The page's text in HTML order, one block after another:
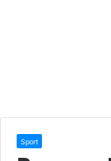
Sport